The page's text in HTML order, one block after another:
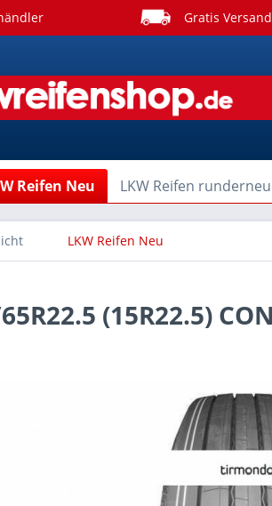
Gratis
Reifen Neu LKW Reifen
LKW Reifen Neu
(15R22.5)